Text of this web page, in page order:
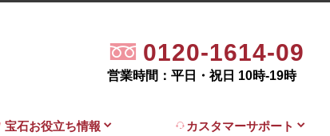
0120-1614-09
営業時間：平日・祝日 10時-19時
宝石お役立ち情報 カスタマーサポート